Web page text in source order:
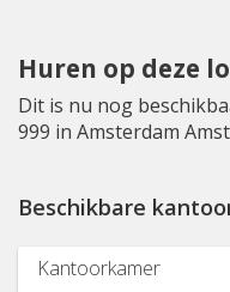
Huren op deze
Dit is nu nog
999 in Amsterdam
Beschikbare
Kantoorkamer